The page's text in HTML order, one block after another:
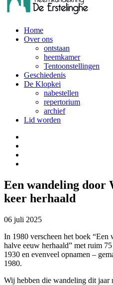
Home
Over ons
ontstaan
heemkamer
Tentoonstellingen
Geschiedenis
De Klopkei
nabestellen
repertorium
archief
Lid worden
Een wandeling door
keer herhaald
06 juli 2025
In 1980 verscheen het boek
halve eeuw herhaald” met ruim
1930 en evenveel opnamen –
1980.
Wij hebben die wandeling dit jaar